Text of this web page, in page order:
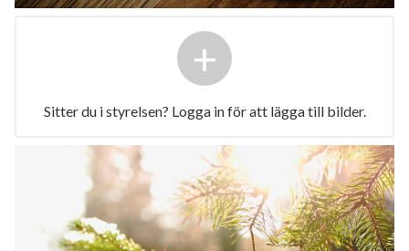
+
Sitter du i styrelsen? Logga in för att lägga till bilder.